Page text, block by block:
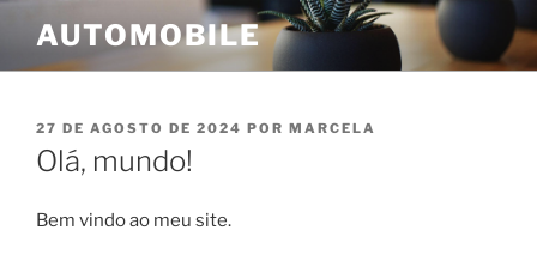
o
AUTOMOBILE
PUBLICADO
EM
27 DE AGOSTO DE 2024 POR MARCELA
Olá, mundo!
Bem vindo ao meu site.